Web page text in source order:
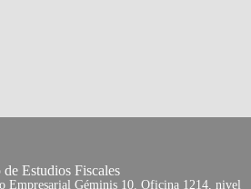
Estudios Fiscales
Empresarial Géminis 10. Oficina 1214, nivel